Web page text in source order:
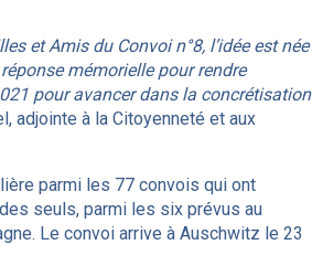
et Amis du Convoi n°8, l’idée est née
mémorielle pour rendre
pour avancer dans la concrétisation
adjointe à la Citoyenneté et aux
parmi les 77 convois qui ont
seuls, parmi les six prévus au
Le convoi arrive à Auschwitz le 23